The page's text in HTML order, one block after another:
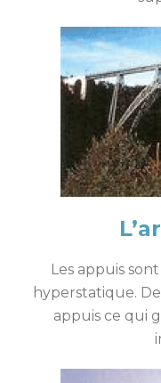
Les appuis
hyperstatique.
appuis ce qui